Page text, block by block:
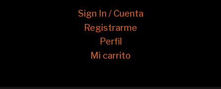
Sign In / Cuenta
Registrarme
Perfil
Mi carrito